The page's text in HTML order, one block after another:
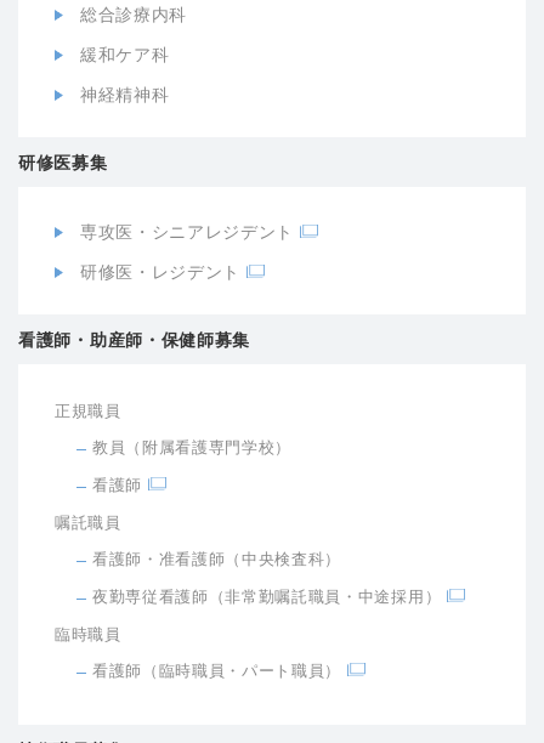
総合診療内科
緩和ケア科
神経精神科
研修医募集
専攻医・シニアレジデント
研修医・レジデント
看護師・助産師・保健師募集
正規職員
教員（附属看護専門学校）
看護師
嘱託職員
看護師・准看護師（中央検査科）
夜勤専従看護師（非常勤嘱託職員・中途採用）
臨時職員
看護師（臨時職員・パート職員）